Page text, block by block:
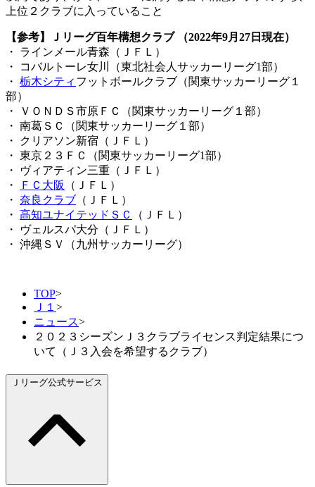
上位２クラブに入っていること
【参考】Ｊリーグ百年構想クラブ （2022年9月27日現在）
・ ラインメール青森（ＪＦＬ）
・ コバルトーレ女川（東北社会人サッカーリーグ1部）
・ 栃木シティ フットボールクラブ（関東サッカーリーグ１
部）
・ ＶＯＮＤＳ市原ＦＣ（関東サッカーリーグ１部）
・ 南葛ＳＣ（関東サッカーリーグ１部）
・ クリアソン新宿（ＪＦＬ）
・ 東京２３ＦＣ（関東サッカーリーグ1部）
・ ヴィアティン三重（ＪＦＬ）
・
ＦＣ大阪
（ＪＦＬ）
・ 奈良クラブ （ＪＦＬ）
・ 高知ユナイテッドＳＣ
（ＪＦＬ）
・ ヴェルスパ大分（ＪＦＬ）
・ 沖縄ＳＶ（九州サッカーリーグ）
TOP>
Ｊ１ >
ニュース>
２０２３シーズンＪ３クラブライセンス判定結果につ
いて（Ｊ３入会を希望するクラブ）
Ｊリーグ公式サービス